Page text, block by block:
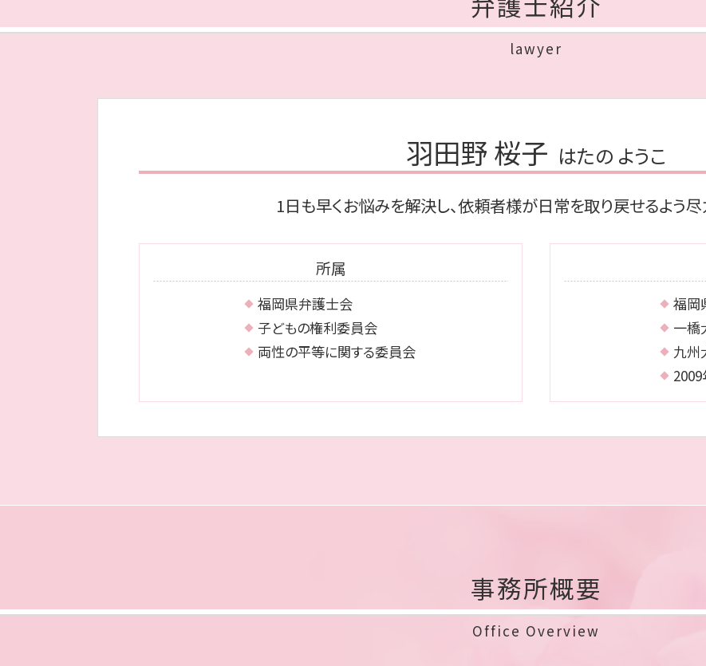
再婚 養育費 打ち切り
不貞行為 定義
不貞行為 証拠
公正証書遺言 費用
相続人 調査 費用
代襲相続 相続放棄
公正証書遺言 効力
相続財産 調査
みなし相続財産 とは
遺留分
相続 早良区 相談
債務整理 福岡市 弁護士
相続 福岡市 弁護士
lawyer
羽田野 桜子 はたの ようこ
1日も早くお悩みを解決し、依頼者様が日常を取り戻せるよう尽
所属
福岡県弁護士会
子どもの権利委員会
両性の平等に関する委員会
福岡
一橋
九州
事務所概要
Office Overview